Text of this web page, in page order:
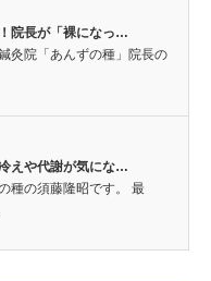
院長が「裸になっ…
灸院「あんずの種」院長の
えや代謝が気にな…
種の須藤隆昭です。 最